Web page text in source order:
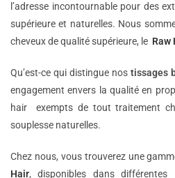
l’adresse incontournable pour des
supérieure et naturelles. Nous
cheveux de qualité supérieure, le Raw
Qu’est-ce qui distingue nos tissages
engagement envers la qualité en
hair exempts de tout traitement
souplesse naturelles.
Chez nous, vous trouverez une
Hair, disponibles dans